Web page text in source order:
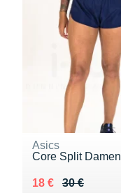
Asics
Core Split Damen
30 €
Au lieu de 30 €
18 €
Vendu 18 €